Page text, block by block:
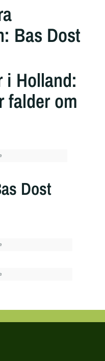
Bas Dost
i Holland:
falder om
Dost